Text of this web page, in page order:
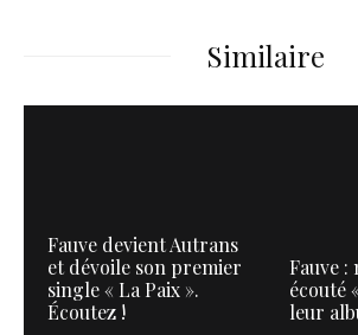
Similaire
Fauve devient Autrans
et dévoile son premier
single « La Paix ».
Écoutez !
Fauve :
écouté
leur